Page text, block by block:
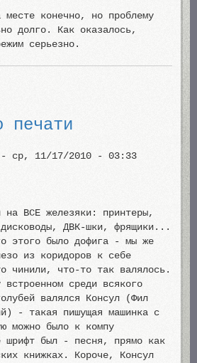
месте конечно, но проблему
долго. Как оказалось,
серьезно.
печати
- ср, 11/17/2010 - 03:33
на ВСЕ железяки: принтеры,
дисководы, ДВК-шки, фрящики...
этого было дофига - мы же
из коридоров к себе
чинили, что-то так валялось.
среди всякого
валялся Консул (Фил
- такая пишущая машинка с
можно было к компу
шрифт был - песня, прямо как
книжках. Короче, Консул